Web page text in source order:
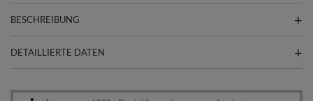
BESCHREIBUNG
DETAILLIERTE DATEN